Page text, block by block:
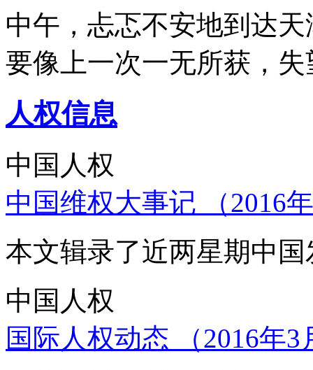
中午，忐忑不安地到达
要像上一次一无所获，
人权信息
中国人权
中国维权大事记 （2016
本文辑录了近两星期中
中国人权
国际人权动态 （2016年